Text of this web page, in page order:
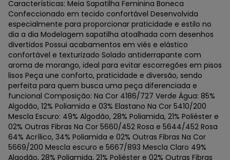
Características: Meia Sapatilha Feminina Boneca
Confeccionado em tecido confortável Desenvolvida
especialmente para proporcionar praticidade e estilo no
dia a dia Modelagem sapatilha atoalhada com desenhos
divertidos Possui acabamentos em viés e elástico
confortável e texturizado Solado antiderrapante com
aroma de morango, ideal para evitar escorregões em pisos
lisos Peça une conforto, praticidade e diversão, sendo
perfeita para quem busca uma peça diferenciada e
funcional Composição: Na Cor 4186/727 Verde Água: 85%
Algodão, 12% Poliamida e 03% Elastano Na Cor 5410/200
Mescla Escuro: 49% Algodão, 28% Poliamida, 21% Poliéster e
02% Outras Fibras Na Cor 5660/452 Rosa e 5644/452 Rosa
64% Acrílico, 34% Poliamida e 02% Outras Fibras Na Cor
5669/200 Mescla escuro e 5667/893 Mescla Claro 49%
Algodão, 28% Poliamida, 21% Poliéster e 02% Outras Fibras